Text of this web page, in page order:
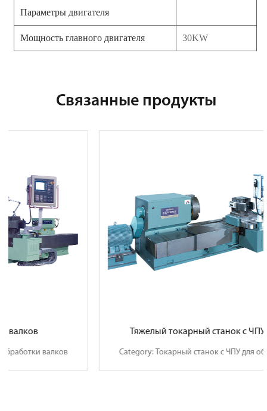
Параметры двигателя
Мощность главного двигателя 30KW
Связанные продукты
Тяжелый токарный станок с ЧПУ для валков
Category: Токарный станок с ЧПУ для обработки валков